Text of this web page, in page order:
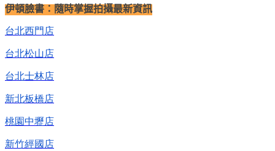
伊頓臉書：隨時掌握拍攝最新資訊
台北西門店
台北松山店
台北士林店
新北板橋店
桃園中壢店
新竹經國店